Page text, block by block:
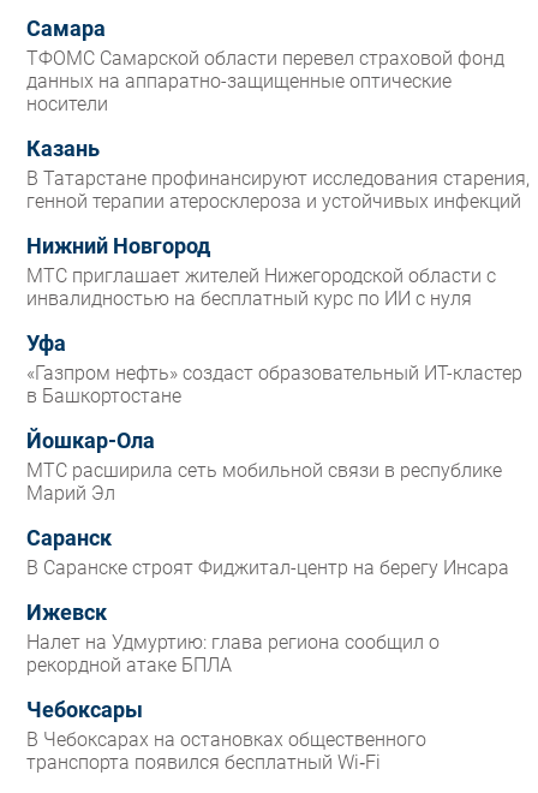
Самара
ТФОМС Самарской области перевел страховой фонд
данных на аппаратно-защищенные оптические
носители
Казань
В Татарстане профинансируют исследования старения,
генной терапии атеросклероза и устойчивых инфекций
Нижний Новгород
МТС приглашает жителей Нижегородской области с
инвалидностью на бесплатный курс по ИИ с нуля
Уфа
«Газпром нефть» создаст образовательный ИТ-кластер
в Башкортостане
Йошкар-Ола
МТС расширила сеть мобильной связи в республике
Марий Эл
Саранск
В Саранске строят Фиджитал-центр на берегу Инсара
Ижевск
Налет на Удмуртию: глава региона сообщил о
рекордной атаке БПЛА
Чебоксары
В Чебоксарах на остановках общественного
транспорта появился бесплатный Wi‑Fi